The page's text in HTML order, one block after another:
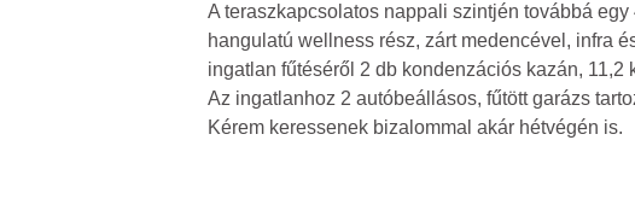
A teraszkapcsolatos nappali szintjén továbbá
hangulatú wellness rész, zárt medencével, infra
ingatlan fűtéséről 2 db kondenzációs kazán,
Az ingatlanhoz 2 autóbeállásos, fűtött garázs
Kérem keressenek bizalommal akár hétvégén is.